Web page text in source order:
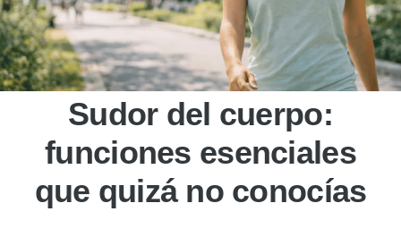
Sudor del cuerpo:
funciones esenciales
que quizá no conocías